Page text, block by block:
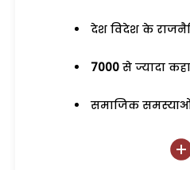
देश विदेश के
7000 से ज्यादा
समाजिक